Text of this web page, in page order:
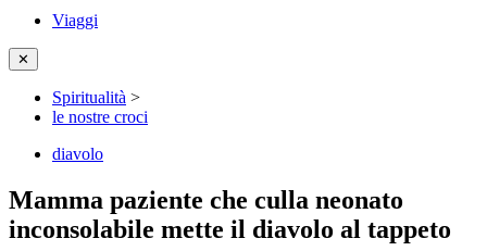
Viaggi
✕
Spiritualità >
le nostre croci
diavolo
Mamma paziente che culla neonato
inconsolabile mette il diavolo al tappeto